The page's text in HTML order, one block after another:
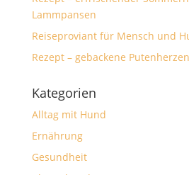
Lammpansen
Reiseproviant für Mensch und
Rezept – gebackene
Kategorien
Alltag mit Hund
Ernährung
Gesundheit